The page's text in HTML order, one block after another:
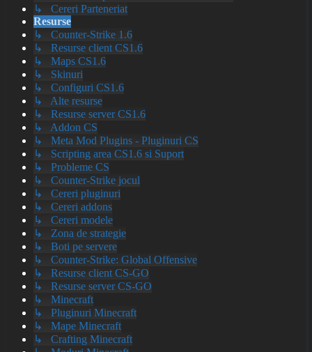
↳ Cereri Parteneriat
Resurse
↳ Counter-Strike 1.6
↳ Resurse client CS1.6
↳ Maps CS1.6
↳ Skinuri
↳ Configuri CS1.6
↳ Alte resurse
↳ Resurse server CS1.6
↳ Addon CS
↳ Meta Mod Plugins - Pluginuri CS
↳ Scripting area CS1.6 si Suport
↳ Probleme CS
↳ Counter-Strike jocul
↳ Cereri pluginuri
↳ Cereri addons
↳ Cereri modele
↳ Zona de strategie
↳ Boti pe servere
↳ Counter-Strike: Global Offensive
↳ Resurse client CS-GO
↳ Resurse server CS-GO
↳ Minecraft
↳ Pluginuri Minecraft
↳ Mape Minecraft
↳ Crafting Minecraft